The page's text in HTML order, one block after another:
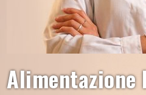
Alimentazione